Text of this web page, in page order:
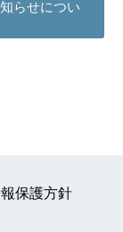
らせについ
保護方針